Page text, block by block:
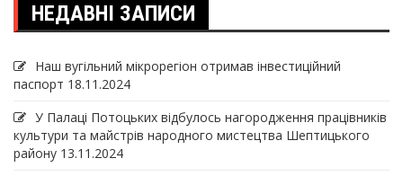
НЕДАВНІ ЗАПИСИ
Наш вугільний мікрорегіон отримав інвеcтиційний
паспорт 18.11.2024
У Палаці Потоцьких відбулось нагородження працівників
культури та майстрів народного мистецтва Шептицького
району 13.11.2024